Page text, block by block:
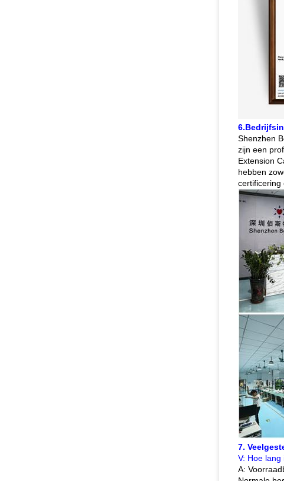
Shenzhen
zijn een
Extension
hebben
certificering
7.
V: Hoe lang
A: